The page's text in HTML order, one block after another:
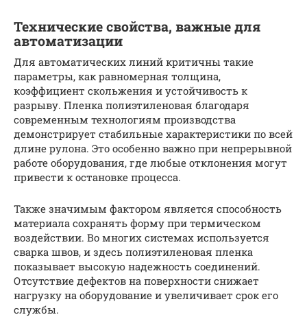
Технические свойства, важные для
автоматизации
Для автоматических линий критичны такие
параметры, как равномерная толщина,
коэффициент скольжения и устойчивость к
разрыву. Пленка полиэтиленовая благодаря
современным технологиям производства
демонстрирует стабильные характеристики по всей
длине рулона. Это особенно важно при непрерывной
работе оборудования, где любые отклонения могут
привести к остановке процесса.
Также значимым фактором является способность
материала сохранять форму при термическом
воздействии. Во многих системах используется
сварка швов, и здесь полиэтиленовая пленка
показывает высокую надежность соединений.
Отсутствие дефектов на поверхности снижает
нагрузку на оборудование и увеличивает срок его
службы.